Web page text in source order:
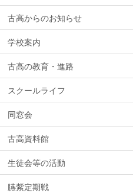
古高からのお知らせ
学校案内
古高の教育・進路
スクールライフ
同窓会
古高資料館
生徒会等の活動
臙紫定期戦